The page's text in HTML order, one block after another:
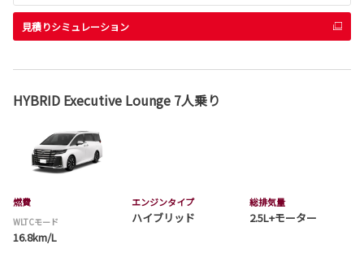
見積りシミュレーション
HYBRID Executive Lounge 7人乗り
燃費
WLTCモード
16.8km/L
エンジンタイプ
ハイブリッド
総排気量
2.5L+モーター